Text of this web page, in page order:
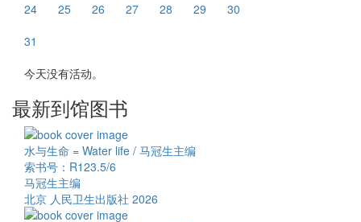
24
25 26 27 28 29
30
31
今天没有活动。
最新到馆图书
水与生命 = Water life / 马冠生主编
索书号：R123.5/6
马冠生主编
北京 人民卫生出版社 2026